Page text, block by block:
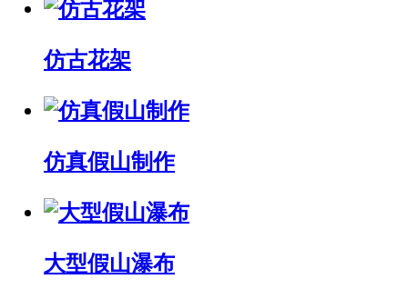
仿古花架
仿真假山制作
大型假山瀑布